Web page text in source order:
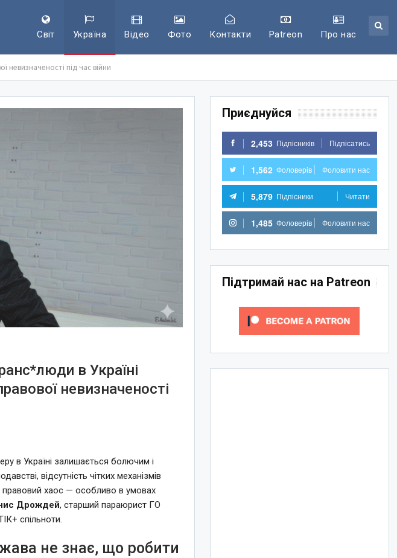
Світ Україна Відео Фото Контакти Patreon Про нас
невизначеності під час війни
в Україні
невизначеності
в Україні залишається болючим і
відсутність чітких механізмів
правовий хаос — особливо в умовах
Дрождей, старший параюрист ГО
спільноти.
не знає, що робити
Приєднуйся
2,453 Підпісників Підпісатись
1,562 Фоловерів Фоловити нас
5,879 Підпісники Читати
1,485 Фоловерів Фоловити нас
Підтримай нас на Patreon